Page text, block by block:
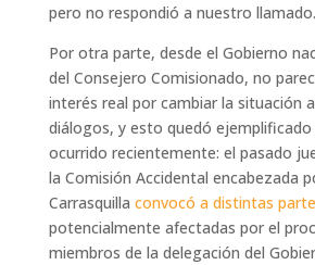
pero no respondió a nuestro llamado.
Por otra parte, desde el Gobierno
del Consejero Comisionado, no
interés real por cambiar la situación
diálogos, y esto quedó ejemplificado
ocurrido recientemente: el pasado
la Comisión Accidental encabezada
Carrasquilla convocó a distintas
potencialmente afectadas por el
miembros de la delegación del